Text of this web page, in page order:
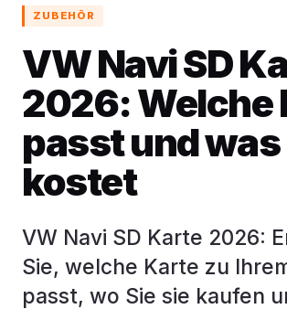
ZUBEHÖR
VW Navi SD
2026: Welche
passt und was
kostet
VW Navi SD Karte 2026:
Sie, welche Karte zu
passt, wo Sie sie kaufen